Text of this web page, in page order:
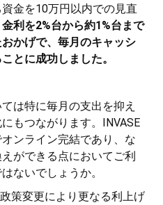
金を10万円以内での見直
金利を2%台から約1%台まで
かげで、毎月のキャッシ
とに成功しました。
は特に毎月の支出を抑え
もつながります。INVASE
ンライン完結であり、な
ができる点においてご利
ないでしょうか。
策変更により更なる利上げ